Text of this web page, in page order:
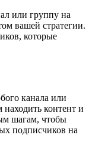
или группу на
вашей стратегии.
которые
канала или
контент и
шагам, чтобы
подписчиков на